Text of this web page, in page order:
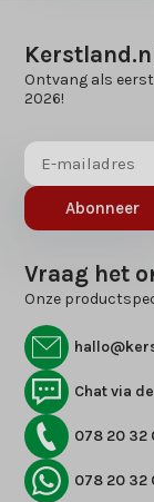
Ontvang als
2026!
Abonneer
Vraag het
Onze
Chat via
078 20 32
078 20 32